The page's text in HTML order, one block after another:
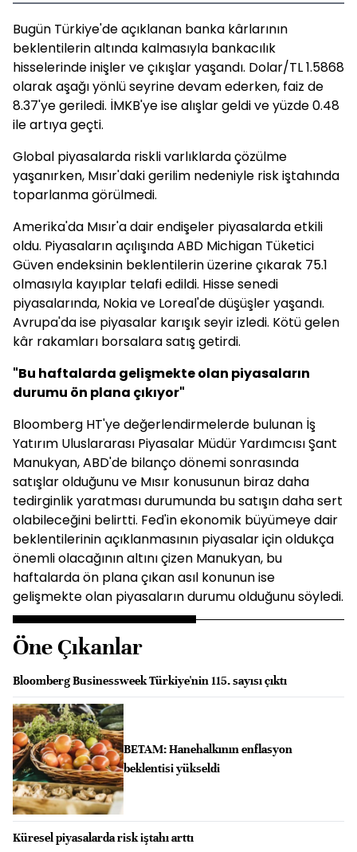
Bugün Türkiye'de açıklanan banka kârlarının
beklentilerin altında kalmasıyla bankacılık
hisselerinde inişler ve çıkışlar yaşandı. Dolar/TL 1.5868
olarak aşağı yönlü seyrine devam ederken, faiz de
8.37'ye geriledi. İMKB'ye ise alışlar geldi ve yüzde 0.48
ile artıya geçti.
Global piyasalarda riskli varlıklarda çözülme
yaşanırken, Mısır'daki gerilim nedeniyle risk iştahında
toparlanma görülmedi.
Amerika'da Mısır'a dair endişeler piyasalarda etkili
oldu. Piyasaların açılışında ABD Michigan Tüketici
Güven endeksinin beklentilerin üzerine çıkarak 75.1
olmasıyla kayıplar telafi edildi. Hisse senedi
piyasalarında, Nokia ve Loreal'de düşüşler yaşandı.
Avrupa'da ise piyasalar karışık seyir izledi. Kötü gelen
kâr rakamları borsalara satış getirdi.
"Bu haftalarda gelişmekte olan piyasaların
durumu ön plana çıkıyor"
Bloomberg HT'ye değerlendirmelerde bulunan İş
Yatırım Uluslararası Piyasalar Müdür Yardımcısı Şant
Manukyan, ABD'de bilanço dönemi sonrasında
satışlar olduğunu ve Mısır konusunun biraz daha
tedirginlik yaratması durumunda bu satışın daha sert
olabileceğini belirtti. Fed'in ekonomik büyümeye dair
beklentilerinin açıklanmasının piyasalar için oldukça
önemli olacağının altını çizen Manukyan, bu
haftalarda ön plana çıkan asıl konunun ise
gelişmekte olan piyasaların durumu olduğunu söyledi.
Öne Çıkanlar
Bloomberg Businessweek Türkiye'nin 115. sayısı çıktı
BETAM: Hanehalkının enflasyon
beklentisi yükseldi
Küresel piyasalarda risk iştahı arttı